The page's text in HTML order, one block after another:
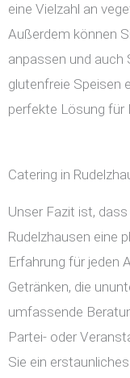
eine Vielzahl an
Außerdem können
anpassen und auch
glutenfreie Speisen
perfekte Lösung für
Catering in
Unser Fazit ist,
Rudelzhausen eine
Erfahrung für jeden
Getränken, die
umfassende
Partei- oder
Sie ein